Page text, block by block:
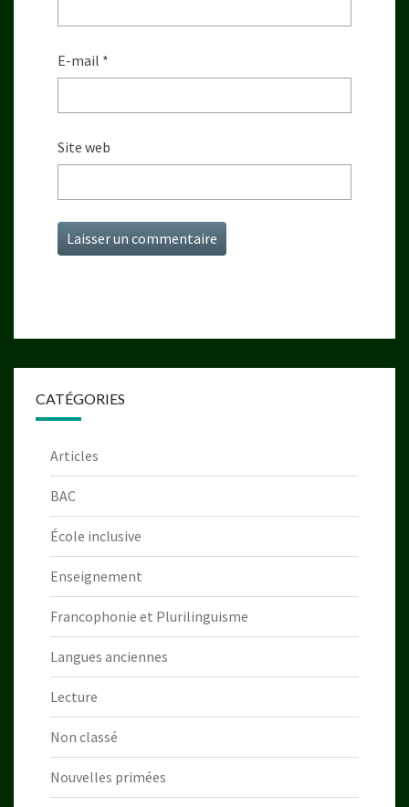
E-mail *
Site web
CATÉGORIES
Articles
BAC
École inclusive
Enseignement
Francophonie et Plurilinguisme
Langues anciennes
Lecture
Non classé
Nouvelles primées